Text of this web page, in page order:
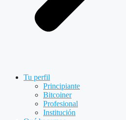
Tu perfil
Principiante
Bitcoiner
Profesional
Institución